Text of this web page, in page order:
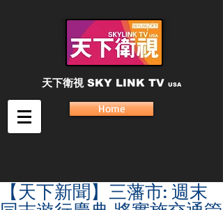
天下衛視 SKY LINK TV USA
Home
【天下新聞】三藩市: 週末